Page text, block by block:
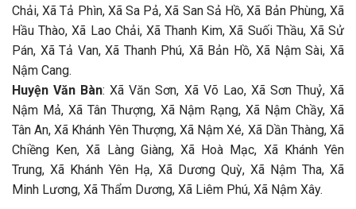
Chải, Xã Tả Phìn, Xã Sa Pả, Xã San Sả Hồ, Xã Bản Phùng, Xã
Hầu Thào, Xã Lao Chải, Xã Thanh Kim, Xã Suối Thầu, Xã Sử
Pán, Xã Tả Van, Xã Thanh Phú, Xã Bản Hồ, Xã Nậm Sài, Xã
Nậm Cang.
Huyện Văn Bàn: Xã Văn Sơn, Xã Võ Lao, Xã Sơn Thuỷ, Xã
Nậm Mả, Xã Tân Thượng, Xã Nậm Rạng, Xã Nậm Chầy, Xã
Tân An, Xã Khánh Yên Thượng, Xã Nậm Xé, Xã Dần Thàng, Xã
Chiềng Ken, Xã Làng Giàng, Xã Hoà Mạc, Xã Khánh Yên
Trung, Xã Khánh Yên Hạ, Xã Dương Quỳ, Xã Nậm Tha, Xã
Minh Lương, Xã Thẩm Dương, Xã Liêm Phú, Xã Nậm Xây.